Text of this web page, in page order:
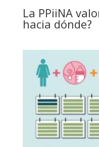
La PPiiNA
hacia dónde?